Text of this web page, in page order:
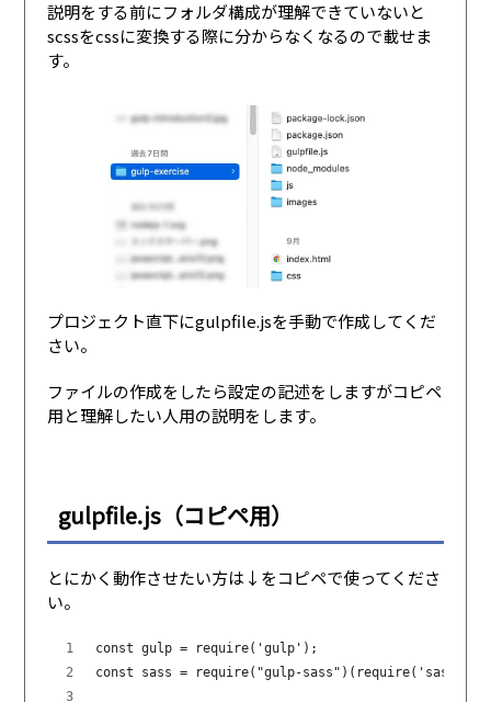
説明をする前にフォルダ構成が理解できていないと
scssをcssに変換する際に分からなくなるので載せま
す。
プロジェクト直下にgulpfile.jsを手動で作成してくだ
さい。
ファイルの作成をしたら設定の記述をしますがコピペ
用と理解したい人用の説明をします。
gulpfile.js（コピペ用）
とにかく動作させたい方は↓をコピペで使ってくださ
い。
const gulp = require('gulp');
const sass = require("gulp-sass")(require('sass'));